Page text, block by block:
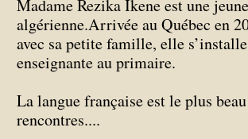
Madame Rezika Ikene est une
algérienne.Arrivée au Québec en
avec sa petite famille, elle
enseignante au primaire.
La langue française est le plus
rencontres....